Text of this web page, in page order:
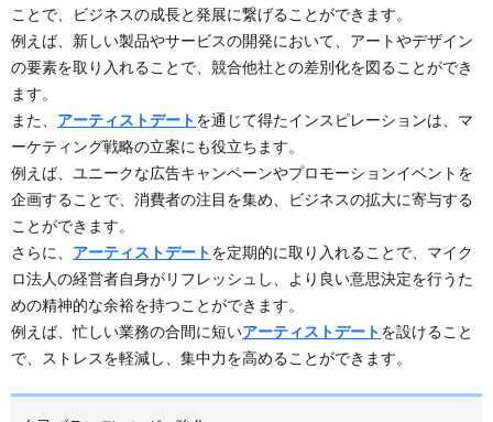
ことで、ビジネスの成長と発展に繋げることができます。
例えば、新しい製品やサービスの開発において、アートやデザイン
の要素を取り入れることで、競合他社との差別化を図ることができ
ます。
また、 アーティストデートを通じて得たインスピレーションは、マ
ーケティング戦略の立案にも役立ちます。
例えば、ユニークな広告キャンペーンやプロモーションイベントを
企画することで、消費者の注目を集め、ビジネスの拡大に寄与する
ことができます。
さらに、 アーティストデートを定期的に取り入れることで、マイク
ロ法人の経営者自身がリフレッシュし、より良い意思決定を行うた
めの精神的な余裕を持つことができます。
例えば、忙しい業務の合間に短いアーティストデートを設けること
で、ストレスを軽減し、集中力を高めることができます。